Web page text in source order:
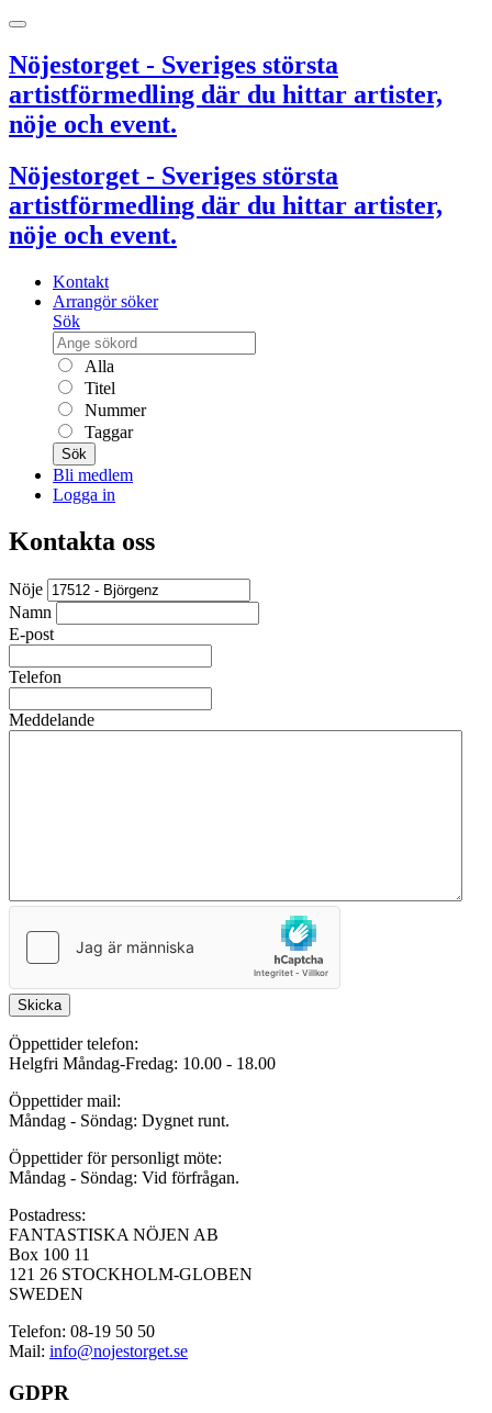
Nöjestorget - Sveriges största
artistförmedling där du hittar artister,
nöje och event.
Nöjestorget - Sveriges största
artistförmedling där du hittar artister,
nöje och event.
Kontakt
Arrangör söker
Sök
Alla
Titel
Nummer
Taggar
Sök
Bli medlem
Logga in
Kontakta oss
Nöje
Namn
E-post
Telefon
Meddelande
Skicka
Öppettider telefon:
Helgfri Måndag-Fredag: 10.00 - 18.00
Öppettider mail:
Måndag - Söndag: Dygnet runt.
Öppettider för personligt möte:
Måndag - Söndag: Vid förfrågan.
Postadress:
FANTASTISKA NÖJEN AB
Box 100 11
121 26 STOCKHOLM-GLOBEN
SWEDEN
Telefon: 08-19 50 50
Mail: info@nojestorget.se
GDPR